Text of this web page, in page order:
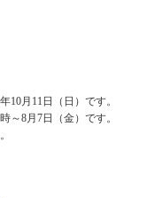
10月11日（日）です。
～8月7日（金）です。